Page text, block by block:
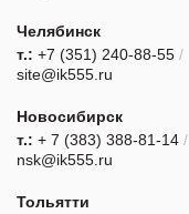
Челябинск
т.: +7 (351) 240-88-55 /
site@ik555.ru
Новосибирск
т.: + 7 (383) 388-81-14 /
nsk@ik555.ru
Тольятти